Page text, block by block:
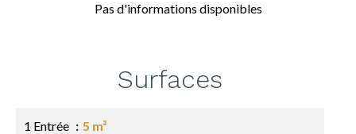
Pas d'informations disponibles
Surfaces
1 Entrée 5 m²